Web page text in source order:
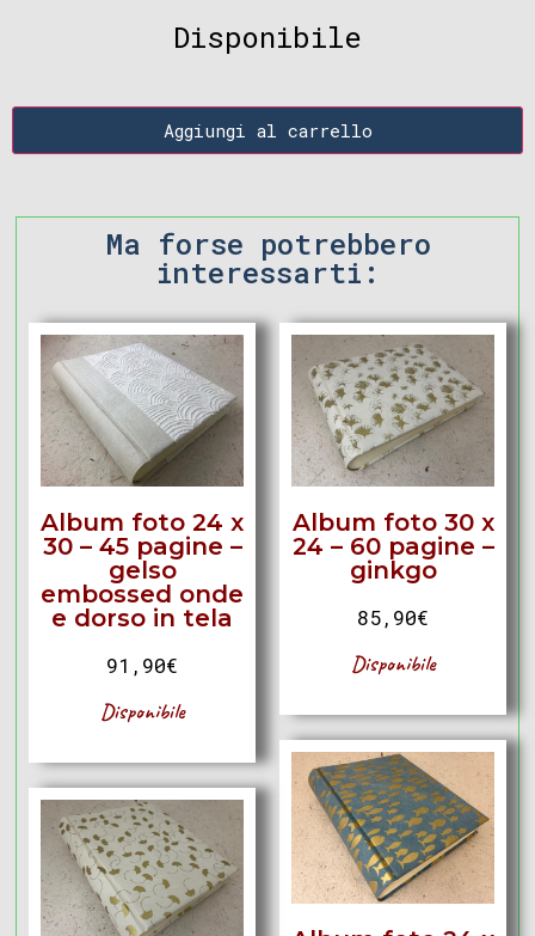
Disponibile
Aggiungi al carrello
Ma forse potrebbero
interessarti:
Album foto 24 x
30 – 45 pagine –
gelso
embossed onde
e dorso in tela
91,90€
Disponibile
Album foto 30 x
24 – 60 pagine –
ginkgo
85,90€
Disponibile